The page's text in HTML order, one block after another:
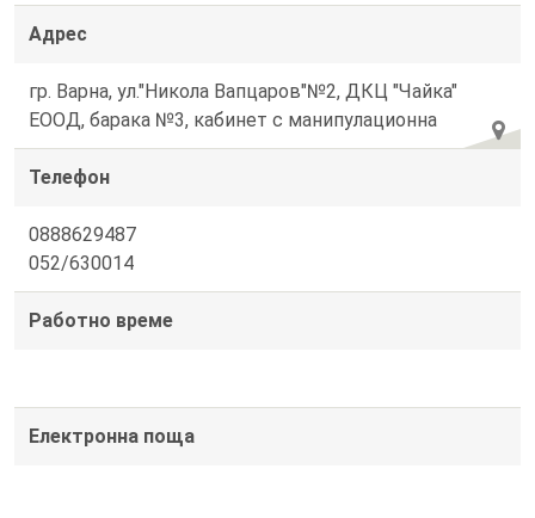
Адрес
гр. Варна, ул."Никола Вапцаров"№2, ДКЦ "Чайка"
ЕООД, барака №3, кабинет с манипулационна
Телефон
0888629487
052/630014
Работно време
Електронна поща